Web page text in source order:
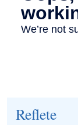
Reflete